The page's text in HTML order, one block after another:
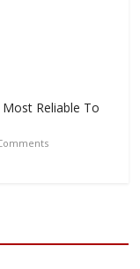
Reliable To